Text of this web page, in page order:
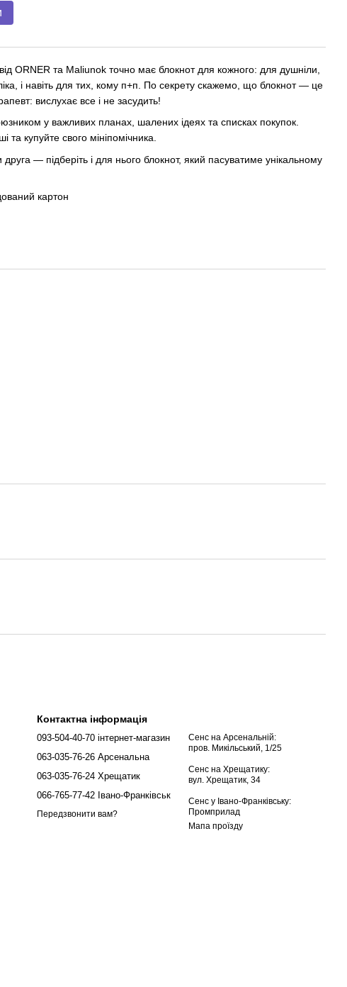
ORNER та Maliunok точно має блокнот для кожного: для душніли,
і навіть для тих, кому п+п. По секрету скажемо, що блокнот — це
вислухає все і не засудить!
у важливих планах, шалених ідеях та списках покупок.
та купуйте свого мініпомічника.
друга — підберіть і для нього блокнот, який пасуватиме унікальному
картон
Контактна інформація
093-504-40-70 інтернет-магазин
063-035-76-26 Арсенальна
063-035-76-24 Хрещатик
066-765-77-42 Івано-Франківськ
Передзвонити вам?
Сенс на Арсенальній:
пров. Микільський, 1/25
Сенс на Хрещатику:
вул. Хрещатик, 34
Сенс у Івано-Франківську:
Промприлад
Мапа проїзду